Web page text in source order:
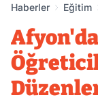
Haberler Eğitim